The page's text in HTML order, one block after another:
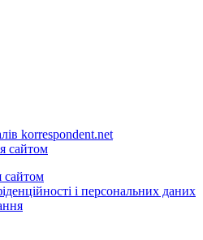
korrespondent.net
сайтом
сайтом
і персональних даних